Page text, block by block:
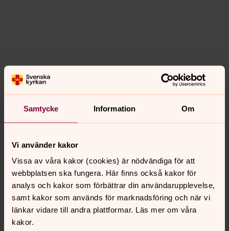
Samtycke Information Om
Vi använder kakor
Vissa av våra kakor (cookies) är nödvändiga för att
webbplatsen ska fungera. Här finns också kakor för
analys och kakor som förbättrar din användarupplevelse,
samt kakor som används för marknadsföring och när vi
länkar vidare till andra plattformar. Läs mer om våra
kakor.
Dagens bibelord